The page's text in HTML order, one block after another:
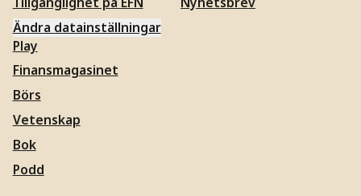
Ändra datainställningar
Play
Finansmagasinet
Börs
Vetenskap
Bok
Podd